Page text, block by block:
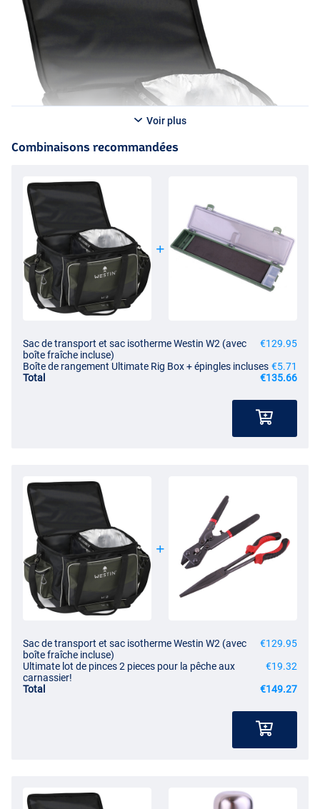
Voir plus
Combinaisons recommandées
Sac de transport et sac isotherme Westin W2 (avec
boîte fraîche incluse)
€129.95
Boîte de rangement Ultimate Rig Box + épingles incluses €5.71
Total
€135.66
Sac de transport et sac isotherme Westin W2 (avec
boîte fraîche incluse)
€129.95
Ultimate lot de pinces 2 pieces pour la pêche aux
carnassier!
€19.32
Total
€149.27